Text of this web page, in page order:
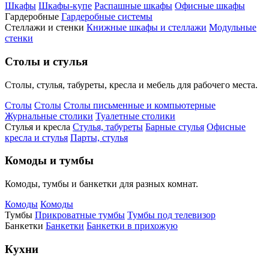
Шкафы Шкафы-купе Распашные шкафы Офисные шкафы
Гардеробные Гардеробные системы
Стеллажи и стенки Книжные шкафы и стеллажи Модульные
стенки
Столы и стулья
Столы, стулья, табуреты, кресла и мебель для рабочего места.
Столы Столы Столы письменные и компьютерные
Журнальные столики Туалетные столики
Стулья и кресла Стулья, табуреты Барные стулья Офисные
кресла и стулья Парты, стулья
Комоды и тумбы
Комоды, тумбы и банкетки для разных комнат.
Комоды Комоды
Тумбы Прикроватные тумбы Тумбы под телевизор
Банкетки Банкетки Банкетки в прихожую
Кухни